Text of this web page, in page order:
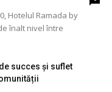
Hotelul Ramada by
înalt nivel între
succes și suflet